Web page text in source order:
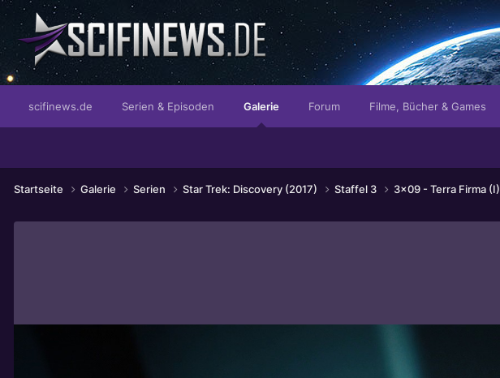
scifinews.de Serien & Episoden Galerie Forum Filme, Bücher & Games
Startseite Galerie Serien Star Trek: Discovery (2017) Staffel 3 3x09 - Terra Firma (I)